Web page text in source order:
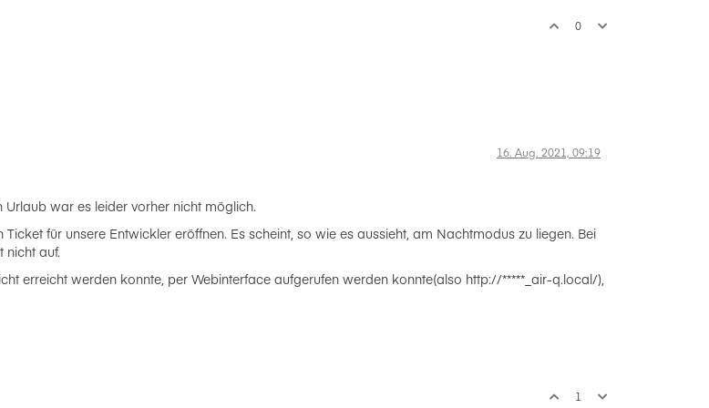
0
16. Aug. 2021, 09:19
war es leider vorher nicht möglich.
für unsere Entwickler eröffnen. Es scheint, so wie es aussieht, am Nachtmodus zu liegen. Bei
nicht auf.
erreicht werden konnte, per Webinterface aufgerufen werden konnte(also http://*****_air-q.local/),
1